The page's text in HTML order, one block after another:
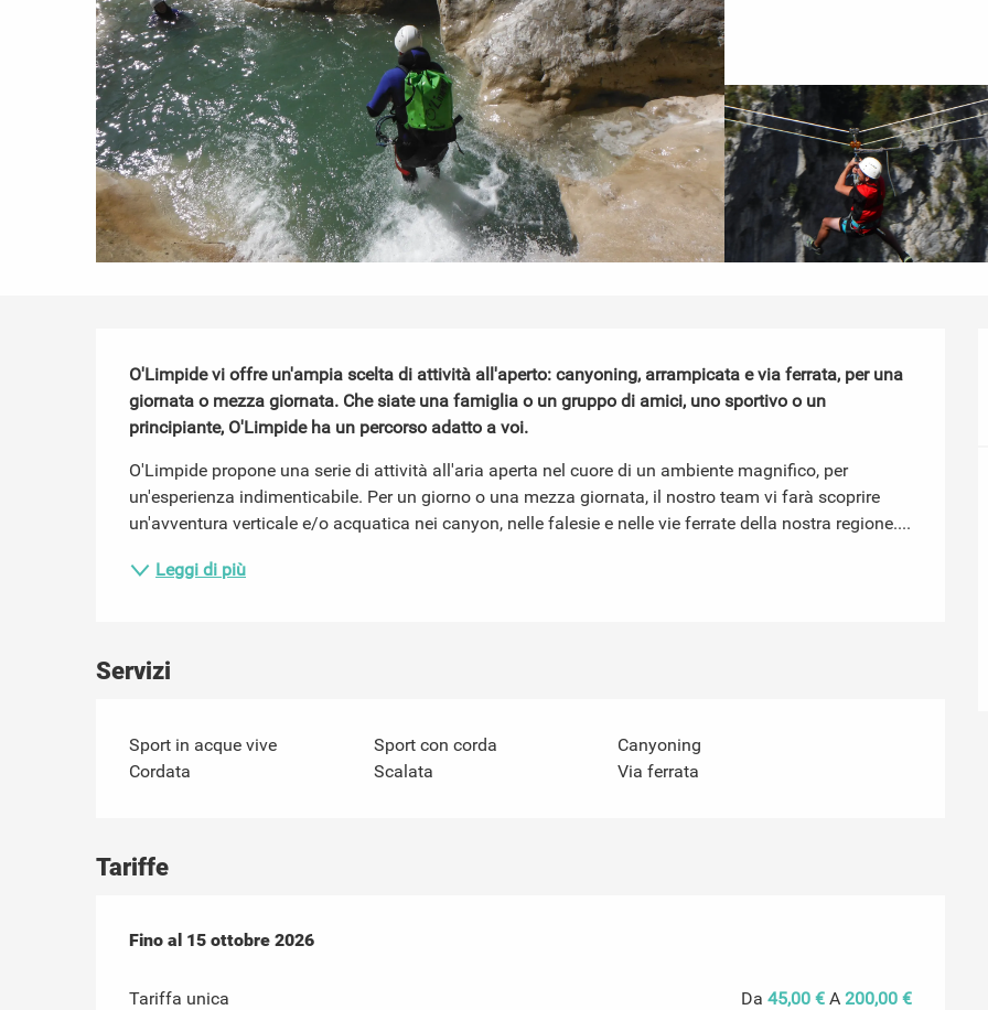
Descrizione
O'Limpide vi offre un'ampia scelta di attività all'aperto: canyoning, arrampicata e via ferrata, per una
giornata o mezza giornata. Che siate una famiglia o un gruppo di amici, uno sportivo o un
principiante, O'Limpide ha un percorso adatto a voi.
O'Limpide propone una serie di attività all'aria aperta nel cuore di un ambiente magnifico, per
un'esperienza indimenticabile. Per un giorno o una mezza giornata, il nostro team vi farà scoprire
un'avventura verticale e/o acquatica nei canyon, nelle falesie e nelle vie ferrate della nostra regione....
Leggi di più
Servizi
Sport in acque vive Sport con corda
Canyoning
Cordata
Scalata Via ferrata
Tariffe
Dal1 marzo 2026 al15 ottobre 2026
Fino al 15 ottobre 2026
Tariffa unica Da45,00 € A200,00 €